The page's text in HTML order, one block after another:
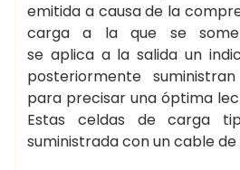
emitida a causa de la
carga a la que se
se aplica a la salida un
posteriormente
para precisar una óptima
Estas celdas de carga
suministrada con un cable de